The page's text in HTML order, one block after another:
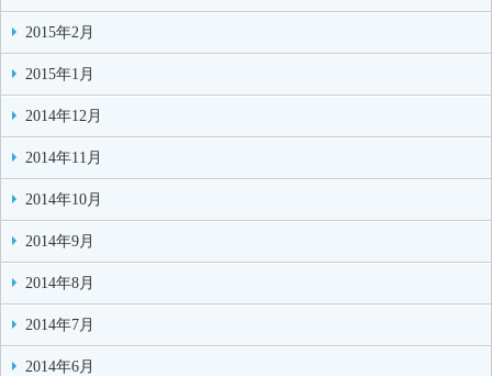
2015年2月
2015年1月
2014年12月
2014年11月
2014年10月
2014年9月
2014年8月
2014年7月
2014年6月